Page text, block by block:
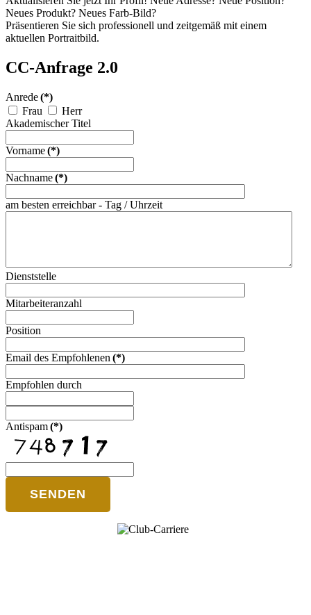
Neues Produkt? Neues Farb-Bild?
Präsentieren Sie sich professionell und zeitgemäß mit einem
aktuellen Portraitbild.
CC-Anfrage 2.0
Anrede(*)
Frau
Herr
Akademischer Titel
Vorname(*)
Nachname(*)
am besten erreichbar - Tag / Uhrzeit
Dienststelle
Mitarbeiteranzahl
Position
Email des Empfohlenen (*)
Empfohlen durch
Antispam(*)
SENDEN